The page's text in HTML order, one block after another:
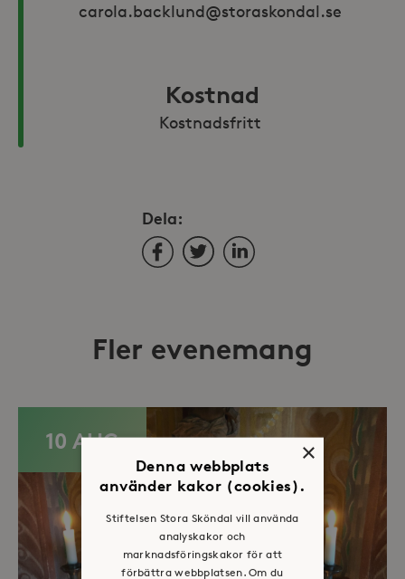
carola.backlund@storaskondal.se
Kostnad
Kostnadsfritt
Dela:
FacebookTwitterLinkedIn
Fler evenemang
10 AUG ×
Denna webbplats
använder kakor (cookies).
Stiftelsen Stora Sköndal vill använda
analyskakor och
marknadsföringskakor för att
förbättra webbplatsen. Om du